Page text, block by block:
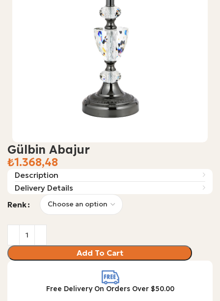
Gülbin Abajur
₺
Description
Delivery Details
Renk
Add To Cart
Free Delivery On Orders Over $50.00